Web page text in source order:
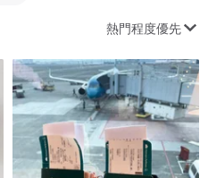
熱門程度優先